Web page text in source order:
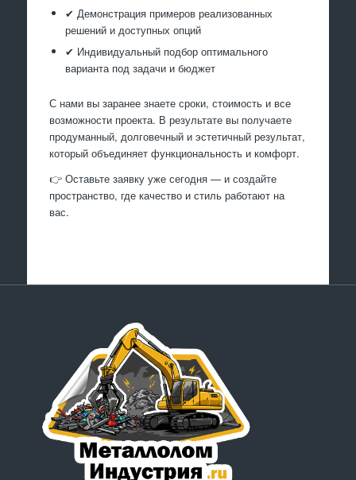
✔ Демонстрация примеров реализованных
решений и доступных опций
✔ Индивидуальный подбор оптимального
варианта под задачи и бюджет
С нами вы заранее знаете сроки, стоимость и все
возможности проекта. В результате вы получаете
продуманный, долговечный и эстетичный результат,
который объединяет функциональность и комфорт.
👉 Оставьте заявку уже сегодня — и создайте
пространство, где качество и стиль работают на
вас.